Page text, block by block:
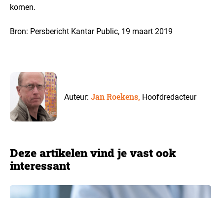
komen.
Bron: Persbericht Kantar Public, 19 maart 2019
Auteur:Jan Roekens, Hoofdredacteur
Deze artikelen vind je vast ook
interessant